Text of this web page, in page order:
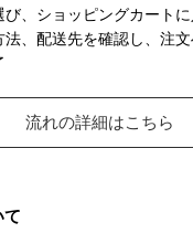
、ショッピングカート
、配送先を確認し、注
流れの詳細はこちら